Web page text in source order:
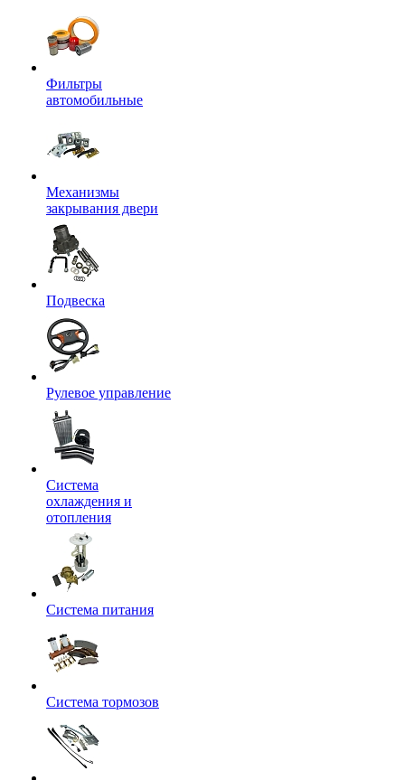
Фильтры
автомобильные
Механизмы
закрывания двери
Подвеска
Рулевое управление
Система
охлаждения и
отопления
Система питания
Система тормозов